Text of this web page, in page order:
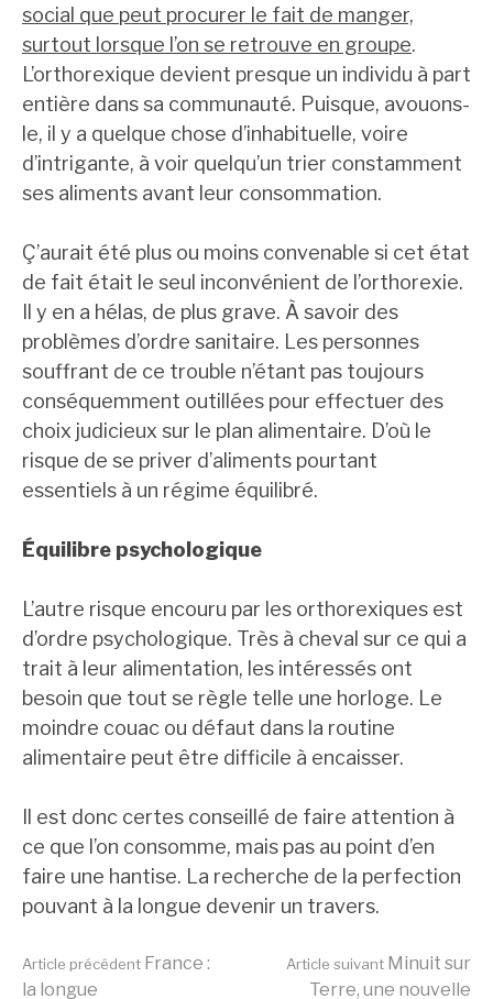
social que peut procurer le fait de manger,
surtout lorsque l’on se retrouve en groupe.
L’orthorexique devient presque un individu à part
entière dans sa communauté. Puisque, avouons-
le, il y a quelque chose d’inhabituelle, voire
d’intrigante, à voir quelqu’un trier constamment
ses aliments avant leur consommation.
Ç’aurait été plus ou moins convenable si cet état
de fait était le seul inconvénient de l’orthorexie.
Il y en a hélas, de plus grave. À savoir des
problèmes d’ordre sanitaire. Les personnes
souffrant de ce trouble n’étant pas toujours
conséquemment outillées pour effectuer des
choix judicieux sur le plan alimentaire. D’où le
risque de se priver d’aliments pourtant
essentiels à un régime équilibré.
Équilibre psychologique
L’autre risque encouru par les orthorexiques est
d’ordre psychologique. Très à cheval sur ce qui a
trait à leur alimentation, les intéressés ont
besoin que tout se règle telle une horloge. Le
moindre couac ou défaut dans la routine
alimentaire peut être difficile à encaisser.
Il est donc certes conseillé de faire attention à
ce que l’on consomme, mais pas au point d’en
faire une hantise. La recherche de la perfection
pouvant à la longue devenir un travers.
Lire
Article précédent France :
la longue
Article suivant Minuit sur
Terre, une nouvelle